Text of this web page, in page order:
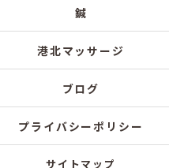
鍼
港北マッサージ
ブログ
プライバシーポリシー
サイトマップ